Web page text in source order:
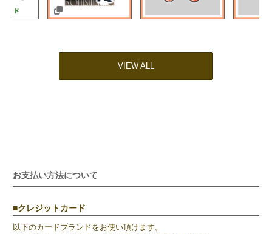
VIEW ALL
お支払い方法について
クレジットカード
以下のカードブランドをお使い頂けます。